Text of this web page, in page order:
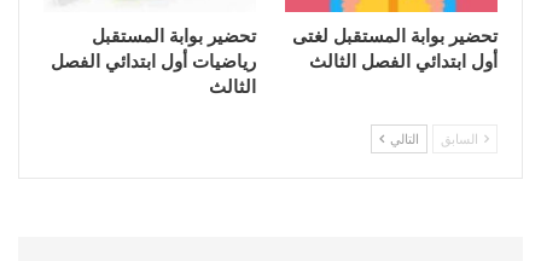
تحضير بوابة المستقبل لغتى
أول ابتدائي الفصل الثالث
تحضير بوابة المستقبل
رياضيات أول ابتدائي الفصل
الثالث
السابق التالي